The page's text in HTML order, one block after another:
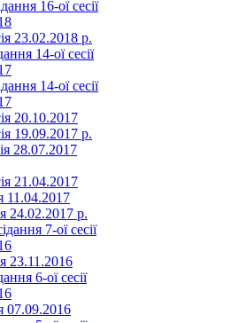
16-ої сесії
23.02.2018 р.
14-ої сесії
14-ої сесії
20.10.2017
19.09.2017 р.
28.07.2017
21.04.2017
11.04.2017
24.02.2017 р.
7-ої сесії
23.11.2016
6-ої сесії
07.09.2016